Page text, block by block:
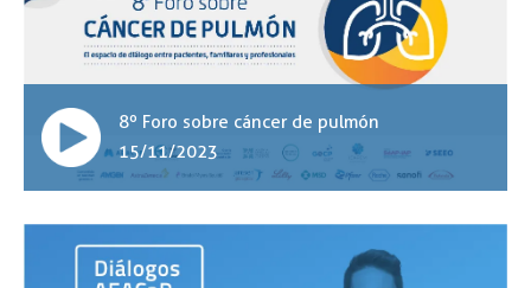
8º Foro sobre cáncer de pulmón
15/11/2023